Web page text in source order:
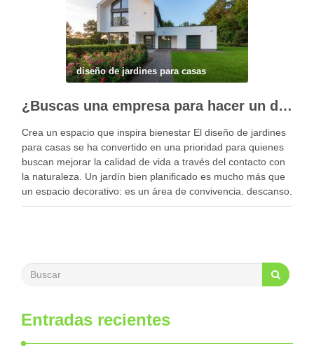
diseño de jardines para casas
¿Buscas una empresa para hacer un diseño profesional de jardines en tu casa?
Crea un espacio que inspira bienestar El diseño de jardines
para casas se ha convertido en una prioridad para quienes
buscan mejorar la calidad de vida a través del contacto con
la naturaleza. Un jardín bien planificado es mucho más que
un espacio decorativo: es un área de convivencia, descanso,
…
Entradas recientes